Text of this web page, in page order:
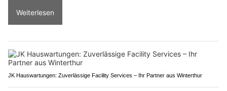
Weiterlesen
JK Hauswartungen: Zuverlässige Facility Services – Ihr Partner aus Winterthur